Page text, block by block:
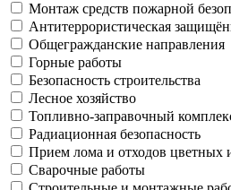
Монтаж средств пожарной
Антитеррористическая
Общегражданские направления
Горные работы
Безопасность строительства
Лесное хозяйство
Топливно-заправочный
Радиационная безопасность
Прием лома и отходов цветных
Сварочные работы